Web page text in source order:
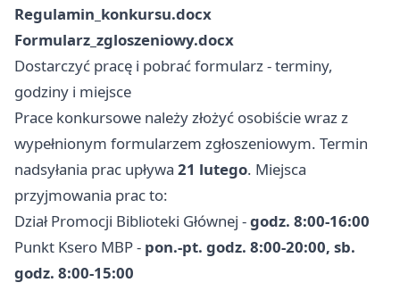
Regulamin_konkursu.docx
Formularz_zgloszeniowy.docx
Dostarczyć pracę i pobrać formularz - terminy,
godziny i miejsce
Prace konkursowe należy złożyć osobiście wraz z
wypełnionym formularzem zgłoszeniowym. Termin
nadsyłania prac upływa 21 lutego. Miejsca
przyjmowania prac to:
Dział Promocji Biblioteki Głównej -godz. 8:00-16:00
Punkt Ksero MBP - pon.‑pt. godz. 8:00-20:00, sb.
godz. 8:00-15:00